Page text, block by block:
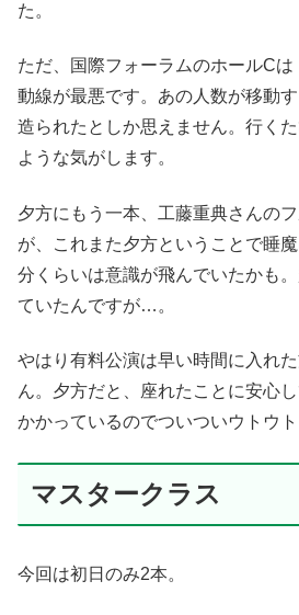
た。
ただ、国際フォーラムのホールCは
動線が最悪です。あの人数が移動
造られたとしか思えません。行く
ような気がします。
夕方にもう一本、工藤重典さんの
が、これまた夕方ということで睡
分くらいは意識が飛んでいたかも
ていたんですが…。
やはり有料公演は早い時間に入れ
ん。夕方だと、座れたことに安心
かかっているのでついついウトウト
マスタークラス
今回は初日のみ2本。